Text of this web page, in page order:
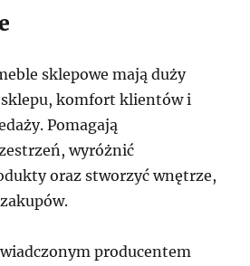
sklepowe mają duży
sklepu, komfort klientów i
Pomagają
wyróżnić
oraz stworzyć wnętrze,
producentem